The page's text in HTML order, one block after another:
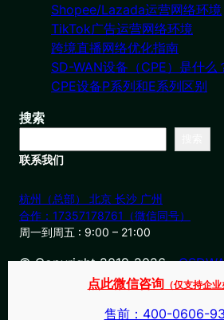
Shopee/Lazada运营网络环境
TikTok广告运营网络环境
跨境直播网络优化指南
SD-WAN设备（CPE）是什么
CPE设备P系列和E系列区别
搜索
联系我们
杭州（总部） 北京 长沙 广州
合作：17357178761（微信同号）
周一到周五 : 9:00 – 21:00
© Copyright 2019-2026・
点此微信咨询 （仅支持企业
售前：400-0606-